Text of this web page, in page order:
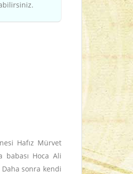
Hafız Mürvet
babası Hoca Ali
sonra kendi